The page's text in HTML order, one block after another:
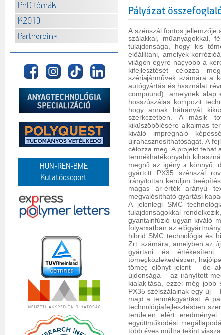
PhD témák
K2019
Partnereink
HUN-REN-BME
Kutatócsoport
Pályázat
A szénszál fontos jellemzője
szálakkal, műanyagokkal,
tulajdonsága, hogy kis
előállítani, amelyek
világon egyre nagyobb a
kifejlesztését célozza
szériajárművek számára a
autógyártás és használat
compound), amelynek alap
hosszúszálas kompozit
hogy annak hátrányát
szerkezetben. A másik
kiküszöbölésére alkalmas
kiváló impregnáló
újrahasznosíthatóságát. A
célozza meg. A projekt tehát
termékhatékonyabb
megnő az igény a könnyű,
gyártott PX35 szénszál
irányítottan kerüljön
magas ár-érték arányú
megvalósítható gyártási
A jelenlegi SMC
tulajdonságokkal
gyantainfúzió ugyan kiváló
folyamatban az
hibrid SMC technológia és
Zrt. számára, amelyben az
gyártani és
tömegközlekedésben,
tömeg előnyt jelent – de
újdonsága – az irányított
kialakítása, ezzel még jobb
PX35 szélszálainak egy új –
majd a termékgyártást. A
technológiafejlesztésben
területen elért
együttműködési
több éves múltra tekint